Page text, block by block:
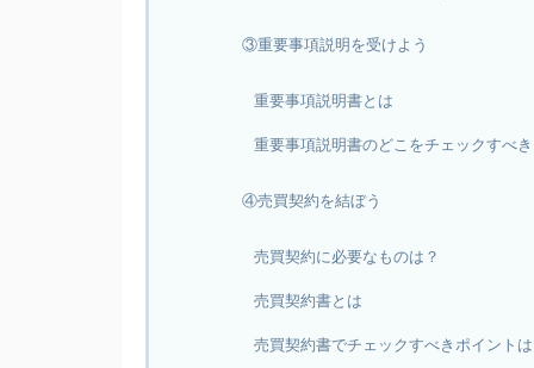
③重要事項説明を受けよう
重要事項説明書とは
重要事項説明書のどこをチェックすべき
④売買契約を結ぼう
売買契約に必要なものは？
売買契約書とは
売買契約書でチェックすべきポイントは